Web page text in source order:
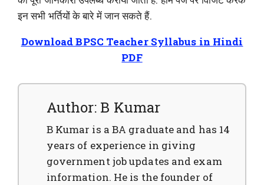
इन सभी भर्तियों के बारे में जान सकते हैं.
Download BPSC Teacher Syllabus in Hindi
PDF
Author: B Kumar
B Kumar is a BA graduate and has 14
years of experience in giving
government job updates and exam
information. He is the founder of